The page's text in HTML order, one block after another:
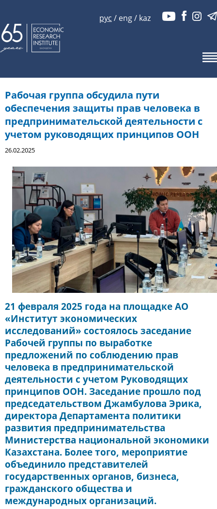
рус / eng/ kaz
Рабочая группа обсудила пути
обеспечения защиты прав человека в
предпринимательской деятельности с
учетом руководящих принципов ООН
26.02.2025
21 февраля 2025 года на площадке АО
«Институт экономических
исследований» состоялось заседание
Рабочей группы по выработке
предложений по соблюдению прав
человека в предпринимательской
деятельности с учетом Руководящих
принципов ООН. Заседание прошло под
председательством Джамбулова Эрика,
директора Департамента политики
развития предпринимательства
Министерства национальной экономики
Казахстана. Более того, мероприятие
объединило представителей
государственных органов, бизнеса,
гражданского общества и
международных организаций.